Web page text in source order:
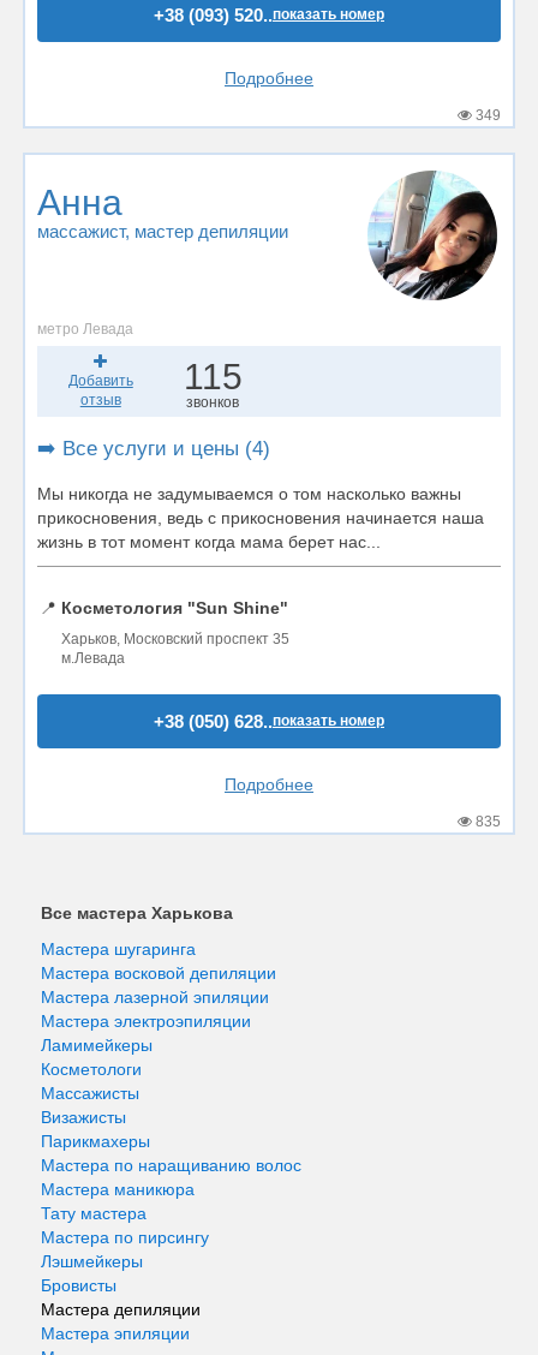
+38 (093) 520..показать номер
Подробнее
349
Анна
массажист, мастер депиляции
метро Левада
Добавить
отзыв
115
звонков
➡️ Все услуги и цены (4)
Мы никогда не задумываемся о том насколько важны
прикосновения, ведь с прикосновения начинается наша
жизнь в тот момент когда мама берет нас...
📍 Косметология "Sun Shine"
Харьков, Московский проспект 35
м.Левада
+38 (050) 628..показать номер
Подробнее
835
Все мастера Харькова
Мастера шугаринга
Мастера восковой депиляции
Мастера лазерной эпиляции
Мастера электроэпиляции
Ламимейкеры
Косметологи
Массажисты
Визажисты
Парикмахеры
Мастера по наращиванию волос
Мастера маникюра
Тату мастера
Мастера по пирсингу
Лэшмейкеры
Бровисты
Мастера депиляции
Мастера эпиляции